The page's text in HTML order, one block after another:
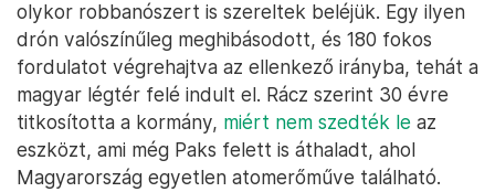
olykor robbanószert is szereltek beléjük. Egy ilyen
drón valószínűleg meghibásodott, és 180 fokos
fordulatot végrehajtva az ellenkező irányba, tehát a
magyar légtér felé indult el. Rácz szerint 30 évre
titkosította a kormány, miért nem szedték le az
eszközt, ami még Paks felett is áthaladt, ahol
Magyarország egyetlen atomerőműve található.